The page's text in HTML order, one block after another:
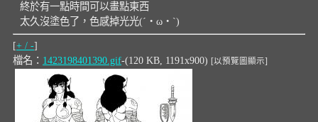
終於有一點時間可以畫點東西
太久沒塗色了，色感掉光光(´・ω・`)
[+ / -]
檔名： 1423198401390.gif-(120 KB, 1191x900) [以預覽圖顯示]